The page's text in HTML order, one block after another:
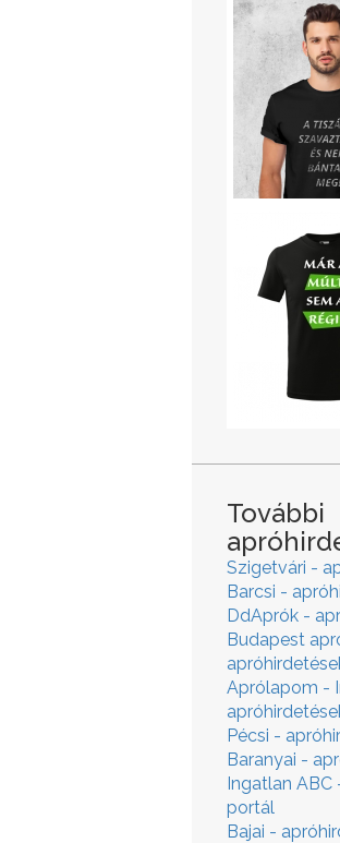
További
Szigetvári -
Barcsi -
DdAprók -
Budapest
Aprólapom -
Pécsi -
Baranyai -
Ingatlan ABC
portál
Bajai -